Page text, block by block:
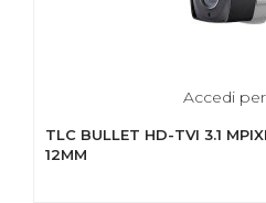
Accedi
TLC BULLET HD-TVI 3.1
12MM